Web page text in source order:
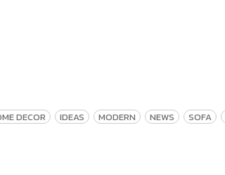
DECOR IDEAS MODERN NEWS SOFA